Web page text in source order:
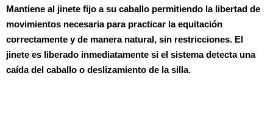
Mantiene al jinete fijo a su caballo permitiendo la libertad de
movimientos necesaria para practicar la equitación
correctamente y de manera natural, sin restricciones. El
jinete es liberado inmediatamente si el sistema detecta una
caídadel caballo o deslizamiento de la silla.